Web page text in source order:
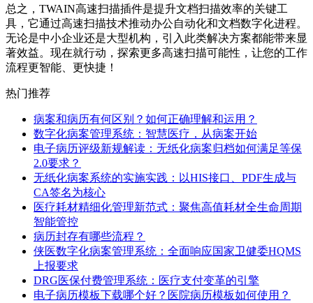
总之，TWAIN高速扫描插件是提升文档扫描效率的关键工
具，它通过高速扫描技术推动办公自动化和文档数字化进程。
无论是中小企业还是大型机构，引入此类解决方案都能带来显
著效益。现在就行动，探索更多高速扫描可能性，让您的工作
流程更智能、更快捷！
热门推荐
病案和病历有何区别？如何正确理解和运用？
数字化病案管理系统：智慧医疗，从病案开始
电子病历评级新规解读：无纸化病案归档如何满足等保
2.0要求？
无纸化病案系统的实施实践：以HIS接口、PDF生成与
CA签名为核心
医疗耗材精细化管理新范式：聚焦高值耗材全生命周期
智能管控
病历封存有哪些流程？
侠医数字化病案管理系统：全面响应国家卫健委HQMS
上报要求
DRG医保付费管理系统：医疗支付变革的引擎
电子病历模板下载哪个好？医院病历模板如何使用？